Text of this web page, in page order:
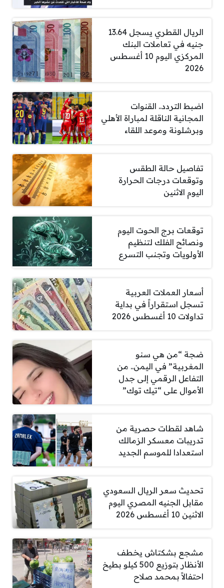
الريال القطري يسجل 13.64
جنيه في تعاملات البنك
المركزي اليوم 10 أغسطس
2026
اضبط التردد.. القنوات
المجانية الناقلة لمباراة الأهلي
وبرشلونة وموعد اللقاء
تفاصيل حالة الطقس
وتوقعات درجات الحرارة
اليوم الاثنين
توقعات برج الحوت اليوم
ونصائح الفلك لتنظيم
الأولويات وتجنب التسرع
أسعار العملات العربية
تسجل استقراراً في بداية
تداولات 10 أغسطس 2026
ضجة “من هي سنو
المغربية” في اليمن.. من
التفاعل الرقمي إلى جدل
الأموال على “تيك توك”
شاهد لقطات حصرية من
تدريبات معسكر الزمالك
استعدادا للموسم الجديد
تحديث سعر الريال السعودي
مقابل الجنيه المصري اليوم
الاثنين 10 أغسطس 2026
مشجع بشكتاش يخطف
الأنظار بتوزيع 500 كيلو بطيخ
احتفالاً بمحمد صلاح